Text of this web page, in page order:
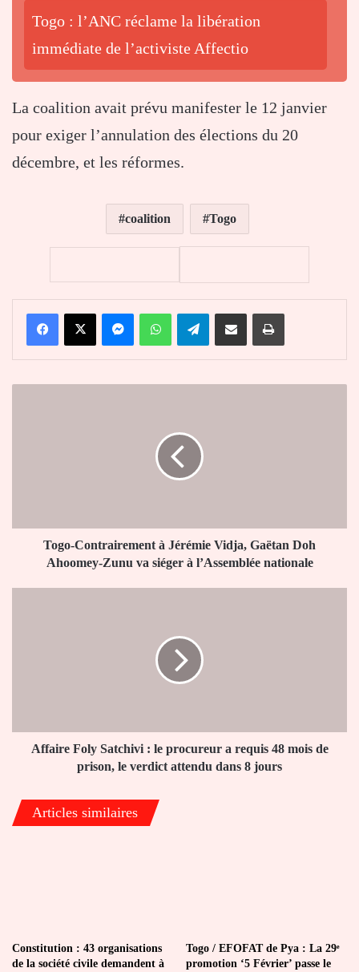
Togo : l’ANC réclame la libération
immédiate de l’activiste Affectio
La coalition avait prévu manifester le 12 janvier
pour exiger l’annulation des élections du 20
décembre, et les réformes.
coalition Togo
FacebookX MessengerWhatsAppTelegramPartager par email Imprimer
Zunu
Togo-Contrairement à Jérémie Vidja, Gaëtan Doh
Ahoomey-Zunu va siéger à l’Assemblée nationale
48
verdict
Affaire Foly Satchivi : le procureur a requis 48 mois de
prison, le verdict attendu dans 8 jours
Articles similaires
Constitution : 43 organisations
de la société civile demandent à
Togo / EFOFAT de Pya : La 29ᵉ
promotion ‘5 Février’ passe le